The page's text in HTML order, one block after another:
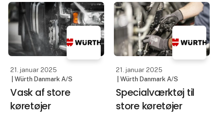
rejse til Transport 2025.
Med to måneder til
Transport 2025, er
forberedelserne i
allerede har, inden de
køber ladestandere til
elbiler. Ved at knytte
ladestanderne tættere til
drift
21. januar 2025
| Würth Danmark A/S
Vask af store
køretøjer
21. januar 2025
| Würth Danmark A/S
Specialværktøj til
store køretøjer